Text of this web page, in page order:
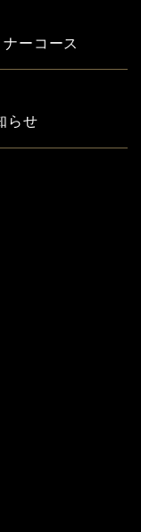
ーコース
らせ